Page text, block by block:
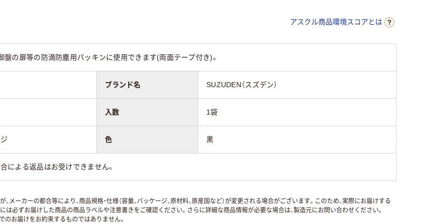
アスクル商品環境スコアとは
盤の扉等の防滴防塵用パッキンに使用できます(両面テープ付き)。
ブランド名 SUZUDEN（スズデン）
入数 1袋
色 黒
による返品はお受けできません。
ーカーの都合等により、商品規格・仕様（容量、パッケージ、原材料、原産国など）が変更される場合がございます。このため、実際にお届けする
必ずお届けした商品の商品ラベルや注意書きをご確認ください。さらに詳細な商品情報が必要な場合は、製造元にお問い合わせください。
のお届けをお約束するものではありません。